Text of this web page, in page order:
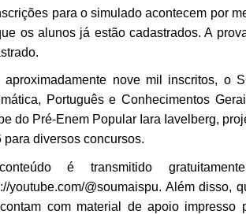
para o simulado acontecem por
os alunos já estão cadastrados. A
aproximadamente nove mil inscritos, o
Português e Conhecimentos
do Pré-Enem Popular Iara Iavelberg,
para diversos concursos.
é transmitido
//youtube.com/@soumaispu. Além disso,
com material de apoio impresso